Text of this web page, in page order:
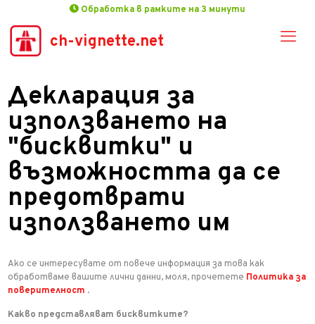
Обработка в рамките на 3 минути
ch-vignette.net
Декларация за
използването на
"бисквитки" и
възможността да се
предотврати
използването им
Ако се интересувате от повече информация за това как
обработваме вашите лични данни, моля, прочетете Политика за
поверителност .
Какво представляват бисквитките?